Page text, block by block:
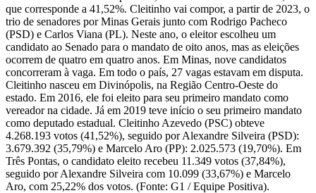
que corresponde a 41,52%. Cleitinho vai compor, a partir de 2023, o
trio de senadores por Minas Gerais junto com Rodrigo Pacheco
(PSD) e Carlos Viana (PL). Neste ano, o eleitor escolheu um
candidato ao Senado para o mandato de oito anos, mas as eleições
ocorrem de quatro em quatro anos. Em Minas, nove candidatos
concorreram à vaga. Em todo o país, 27 vagas estavam em disputa.
Cleitinho nasceu em Divinópolis, na Região Centro-Oeste do
estado. Em 2016, ele foi eleito para seu primeiro mandato como
vereador na cidade. Já em 2019 teve início o seu primeiro mandato
como deputado estadual. Cleitinho Azevedo (PSC) obteve
4.268.193 votos (41,52%), seguido por Alexandre Silveira (PSD):
3.679.392 (35,79%) e Marcelo Aro (PP): 2.025.573 (19,70%). Em
Três Pontas, o candidato eleito recebeu 11.349 votos (37,84%),
seguido por Alexandre Silveira com 10.099 (33,67%) e Marcelo
Aro, com 25,22% dos votos. (Fonte: G1 / Equipe Positiva).